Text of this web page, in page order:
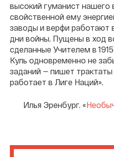
высокий гуманист нашего
свойственной ему
заводы и верфи работают
дни войны. Пущены в ход
сделанные Учителем в
Куль одновременно не
заданий — пишет
работает в Лиге Наций».
Илья Эренбург. «